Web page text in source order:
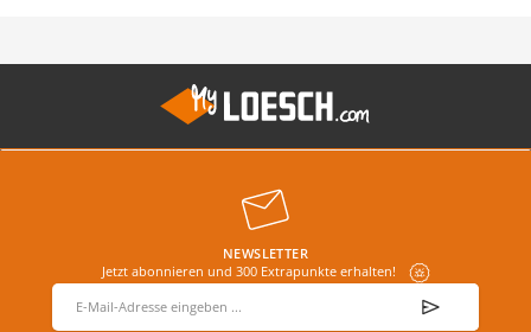
NEWSLETTER
Jetzt abonnieren und 300 Extrapunkte erhalten!
E-Mail-Adresse